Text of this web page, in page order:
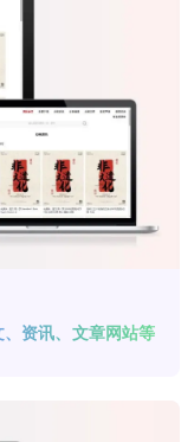
资讯、文章网站等